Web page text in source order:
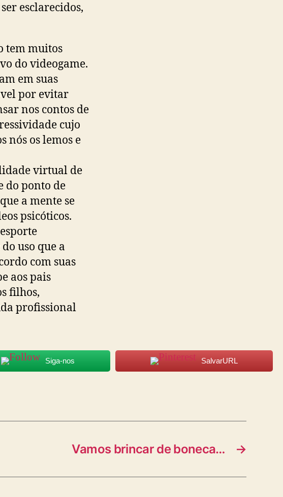
esclarecidos,
tem muitos
do videogame.
em suas
por evitar
nos contos de
cujo
nós os lemos e
virtual de
do ponto de
a mente se
psicóticos.
uso que a
com suas
aos pais
filhos,
profissional
Siga-nos SalvarURL
→
Vamos brincar de boneca…